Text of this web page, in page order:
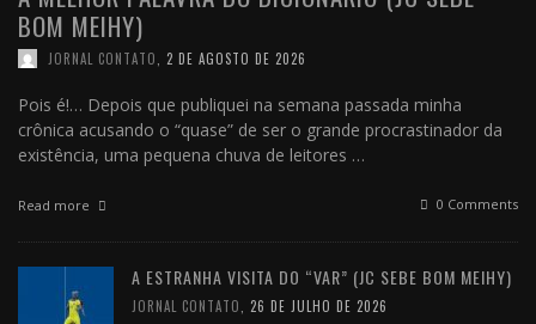
BOM MEIHY)
JORNAL CONTATO, 2 DE AGOSTO DE 2026
Pois é!… Depois que publiquei na semana passada minha
crônica acusando o “quase” de ser o grande procrastinador da
existência, uma pequena chuva de leitores …
Read more 0 Comments
A ESTRANHA VISITA DO “VAR” (JC SEBE BOM MEIHY)
JORNAL CONTATO 26 DE JULHO DE 2026